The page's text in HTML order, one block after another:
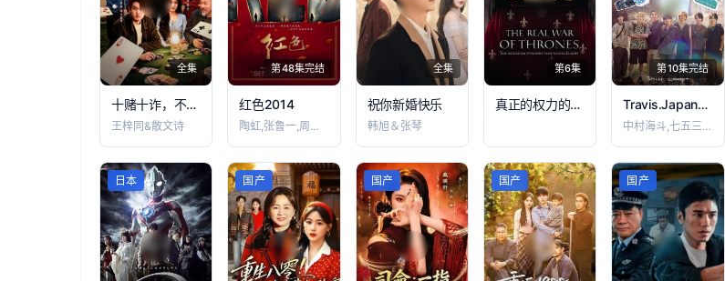
全集
十赌十诈，不赌为赢
王梓同&散文诗
第48集完结
红色2014
陶虹,张鲁一,周一围,李天柱,谢园,林栋
全集
祝你新婚快乐
韩旭＆张琴
第6集
真正的权力的游戏第三季
第10集完结
Travis.Japan到美国放暑假
中村海斗,七五三掛龍也,松仓海斗,松田元
日本 国产 国产 国产 国产